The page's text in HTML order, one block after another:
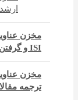
مخزن
ISI و گرفتن اکسپت
مخزن
ترجمه